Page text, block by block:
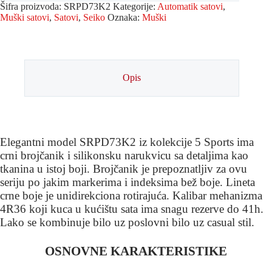
Šifra proizvoda: SRPD73K2 Kategorije: Automatik satovi,
Muški satovi, Satovi, Seiko Oznaka: Muški
Opis
Elegantni model SRPD73K2 iz kolekcije 5 Sports ima
crni brojčanik i silikonsku narukvicu sa detaljima kao
tkanina u istoj boji. Brojčanik je prepoznatljiv za ovu
seriju po jakim markerima i indeksima bež boje. Lineta
crne boje je unidirekciona rotirajuća. Kalibar mehanizma
4R36 koji kuca u kućištu sata ima snagu rezerve do 41h.
Lako se kombinuje bilo uz poslovni bilo uz casual stil.
OSNOVNE KARAKTERISTIKE